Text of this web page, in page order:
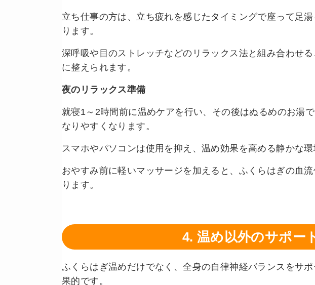
立ち仕事の方は、立ち疲れを感じたタイミングで座って足
ります。
深呼吸や目のストレッチなどのリラックス法と組み合わせ
に整えられます。
夜のリラックス準備
就寝1～2時間前に温めケアを行い、その後はぬるめのお湯
なりやすくなります。
スマホやパソコンは使用を抑え、温め効果を高める静かな環
おやすみ前に軽いマッサージを加えると、ふくらはぎの血
ります。
4. 温め以外のサポー
ふくらはぎ温めだけでなく、全身の自律神経バランスをサ
果的です。